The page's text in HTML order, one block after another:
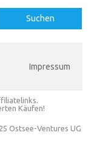
Suchen
Impressum
Käufen!
Ostsee-Ventures UG